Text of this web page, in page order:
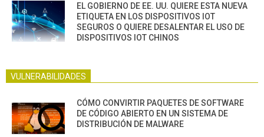
EL GOBIERNO DE EE. UU. QUIERE ESTA NUEVA
ETIQUETA EN LOS DISPOSITIVOS IOT
SEGUROS O QUIERE DESALENTAR EL USO DE
DISPOSITIVOS IOT CHINOS
VULNERABILIDADES
CÓMO CONVIRTIR PAQUETES DE SOFTWARE
DE CÓDIGO ABIERTO EN UN SISTEMA DE
DISTRIBUCIÓN DE MALWARE